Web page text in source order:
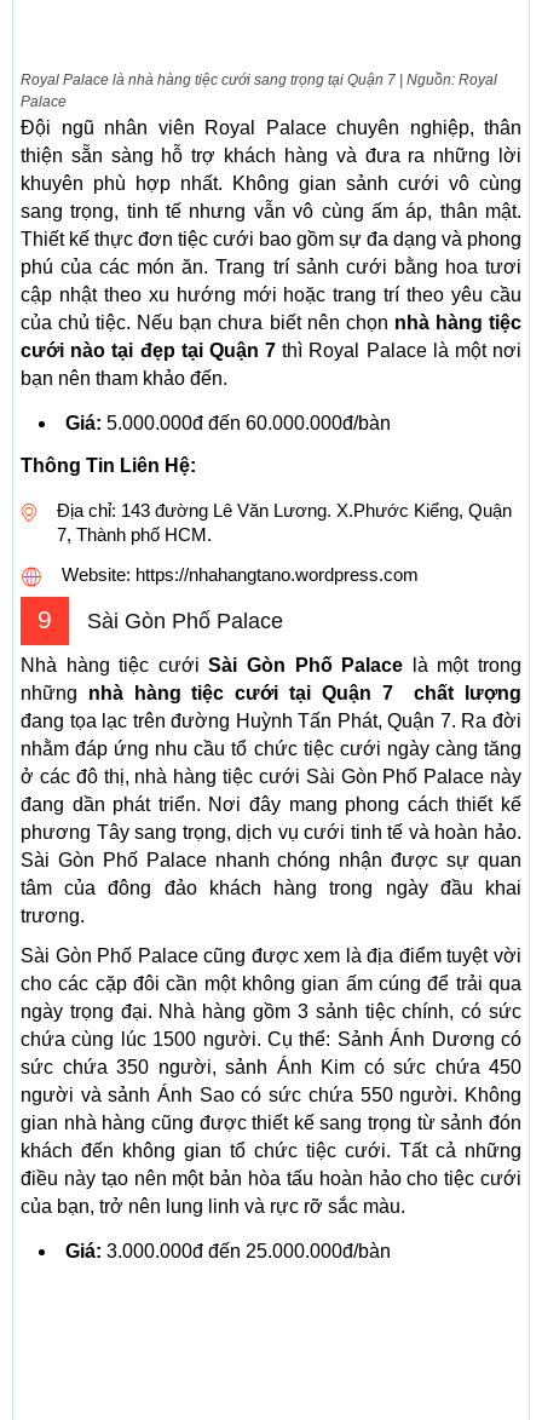
Royal Palace là nhà hàng tiệc cưới sang trọng tại Quận 7 | Nguồn: Royal
Palace
Đội ngũ nhân viên Royal Palace chuyên nghiệp, thân
thiện sẵn sàng hỗ trợ khách hàng và đưa ra những lời
khuyên phù hợp nhất. Không gian sảnh cưới vô cùng
sang trọng, tinh tế nhưng vẫn vô cùng ấm áp, thân mật.
Thiết kế thực đơn tiệc cưới bao gồm sự đa dạng và phong
phú của các món ăn. Trang trí sảnh cưới bằng hoa tươi
cập nhật theo xu hướng mới hoặc trang trí theo yêu cầu
của chủ tiệc. Nếu bạn chưa biết nên chọn nhà hàng tiệc
cưới nào tại đẹp tại Quận 7thì Royal Palace là một nơi
bạn nên tham khảo đến.
Giá: 5.000.000đ đến 60.000.000đ/bàn
Thông Tin Liên Hệ:
Địa chỉ: 143 đường Lê Văn Lương. X.Phước Kiểng, Quận
7, Thành phố HCM.
Website: https://nhahangtano.wordpress.com
9 Sài Gòn Phố Palace
Nhà hàng tiệc cướiSài Gòn Phố Palace
là một trong
những nhà hàng tiệc cưới tại Quận 7 chất lượng
đang tọa lạc trên đường Huỳnh Tấn Phát, Quận 7. Ra đời
nhằm đáp ứng nhu cầu tổ chức tiệc cưới ngày càng tăng
ở các đô thị, nhà hàng tiệc cưới Sài Gòn Phố Palace này
đang dần phát triển. Nơi đây mang phong cách thiết kế
phương Tây sang trọng, dịch vụ cưới tinh tế và hoàn hảo.
Sài Gòn Phố Palace nhanh chóng nhận được sự quan
tâm của đông đảo khách hàng trong ngày đầu khai
trương.
Sài Gòn Phố Palace cũng được xem là địa điểm tuyệt vời
cho các cặp đôi cần một không gian ấm cúng để trải qua
ngày trọng đại. Nhà hàng gồm 3 sảnh tiệc chính, có sức
chứa cùng lúc 1500 người. Cụ thể: Sảnh Ánh Dương có
sức chứa 350 người, sảnh Ánh Kim có sức chứa 450
người và sảnh Ánh Sao có sức chứa 550 người. Không
gian nhà hàng cũng được thiết kế sang trọng từ sảnh đón
khách đến không gian tổ chức tiệc cưới. Tất cả những
điều này tạo nên một bản hòa tấu hoàn hảo cho tiệc cưới
của bạn, trở nên lung linh và rực rỡ sắc màu.
Giá: 3.000.000đ đến 25.000.000đ/bàn